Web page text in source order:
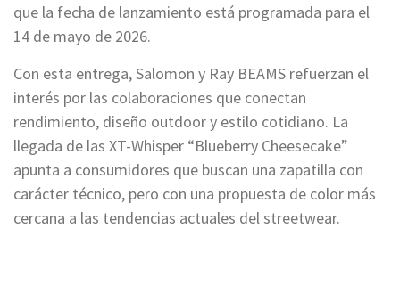
que la fecha de lanzamiento está programada para el
14 de mayo de 2026.
Con esta entrega, Salomon y Ray BEAMS refuerzan el
interés por las colaboraciones que conectan
rendimiento, diseño outdoor y estilo cotidiano. La
llegada de las XT-Whisper “Blueberry Cheesecake”
apunta a consumidores que buscan una zapatilla con
carácter técnico, pero con una propuesta de color más
cercana a las tendencias actuales del streetwear.